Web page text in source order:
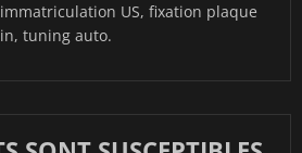
US, fixation plaque
tuning auto.